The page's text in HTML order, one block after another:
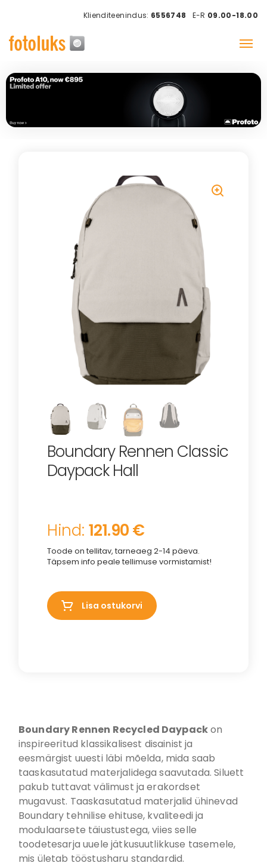
Klienditeenindus: 6556748 E-R 09.00-18.00
Boundary Rennen Classic
Daypack Hall
Hind: 121.90 €
Toode on tellitav, tarneaeg 2-14 päeva.
Täpsem info peale tellimuse vormistamist!
Lisa ostukorvi
Boundary Rennen Recycled Daypackon
inspireeritud klassikalisest disainist ja
eesmärgist uuesti läbi mõelda, mida saab
taaskasutatud materjalidega saavutada. Siluett
pakub tuttavat välimust ja erakordset
mugavust. Taaskasutatud materjalid ühinevad
Boundary tehnilise ehituse, kvaliteedi ja
modulaarsete täiustustega, viies selle
toodetesarja uuele jätkusuutlikkuse tasemele,
mis ületab tööstusharu standardid.